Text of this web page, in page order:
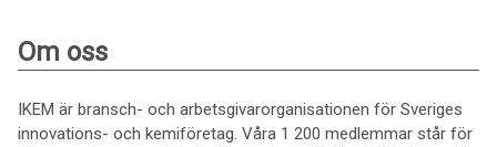
Om oss
IKEM är bransch- och arbetsgivarorganisationen för Sveriges
innovations- och kemiföretag. Våra 1 200 medlemmar står för